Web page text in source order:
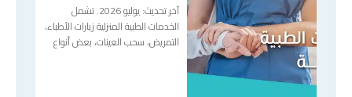
آخر تحديث: يوليو 2026. تشمل
الخدمات الطبية المنزلية زيارات الأطباء،
التمريض، سحب العينات، بعض أنواع